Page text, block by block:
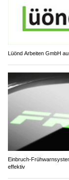
Lüönd Arbeiten GmbH
Einbruch-
effektiv